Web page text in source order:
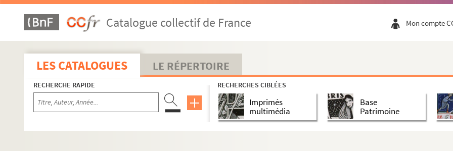
Catalogue collectif de France Mon compte
LES CATALOGUES LE RÉPERTOIRE
RECHERCHE RAPIDE RECHERCHES CIBLÉES
Imprimés
multimédia
Base
Patrimoine